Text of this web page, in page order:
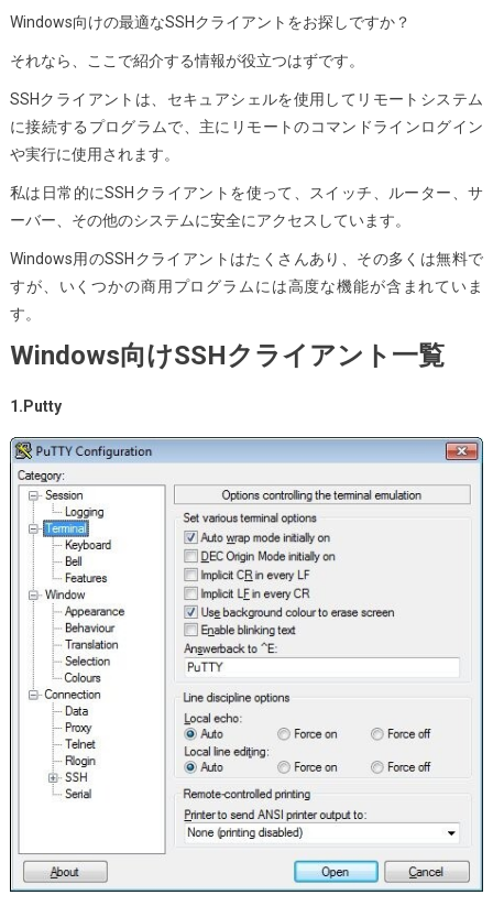
向
ア
ン
ト
10
Windows向けの最適なSSHクライアントをお探しですか？
それなら、ここで紹介する情報が役立つはずです。
SSHクライアントは、セキュアシェルを使用してリモートシステム
に接続するプログラムで、主にリモートのコマンドラインログイン
や実行に使用されます。
私は日常的にSSHクライアントを使って、スイッチ、ルーター、サ
ーバー、その他のシステムに安全にアクセスしています。
Windows用のSSHクライアントはたくさんあり、その多くは無料で
すが、いくつかの商用プログラムには高度な機能が含まれていま
す。
Windows向けSSHクライアント一覧
1.Putty